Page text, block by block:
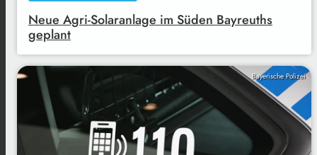
Neue Agri-Solaranlage im Süden Bayreuths
geplant
Bayerische Polizei